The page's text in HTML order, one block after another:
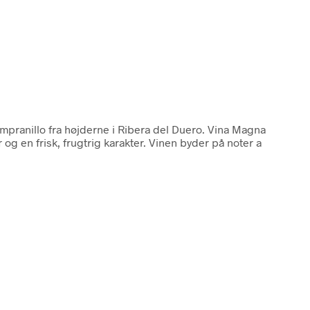
fra højderne i Ribera del Duero. Vina Magna
en frisk, frugtrig karakter. Vinen byder på noter a